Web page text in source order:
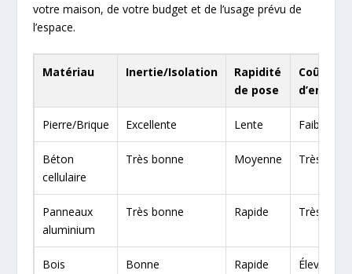
votre maison, de votre budget et de l’usage prévu de
l’espace.
Matériau Inertie/Isolation
Rapidité
de pose
Coût
Pierre/Brique Excellente Lente Faible
Béton
cellulaire
Très bonne Moyenne Très faible
Panneaux
aluminium
Très bonne Rapide Très faible
Bois Bonne Rapide Élevé